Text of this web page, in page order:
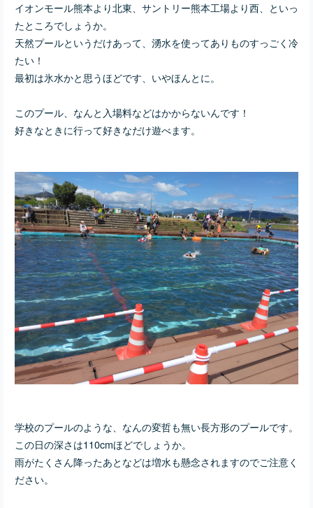
イオンモール熊本より北東、サントリー熊本工場より西、といっ
たところでしょうか。
天然プールというだけあって、湧水を使ってありものすっごく冷
たい！
最初は氷水かと思うほどです、いやほんとに。
このプール、なんと入場料などはかからないんです！
好きなときに行って好きなだけ遊べます。
学校のプールのような、なんの変哲も無い長方形のプールです。
この日の深さは110cmほどでしょうか。
雨がたくさん降ったあとなどは増水も懸念されますのでご注意く
ださい。